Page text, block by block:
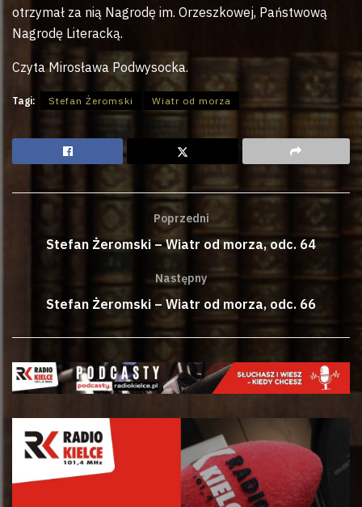
otrzymał za nią Nagrodę im. Orzeszkowej, Państwową
Nagrodę Literacką.
Czyta Mirosława Podwysocka.
Tagi: Stefan Żeromski Wiatr od morza
Poprzedni
Stefan Żeromski – Wiatr od morza, odc. 64
Następny
Stefan Żeromski – Wiatr od morza, odc. 66